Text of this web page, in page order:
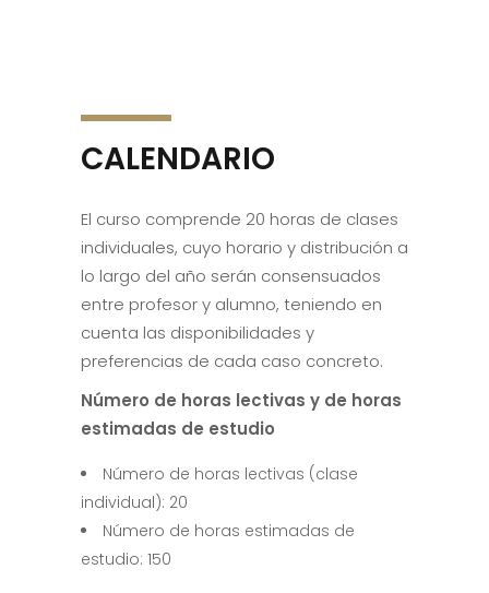
CALENDARIO
El curso comprende 20 horas de clases
individuales, cuyo horario y distribución a
lo largo del año serán consensuados
entre profesor y alumno, teniendo en
cuenta las disponibilidades y
preferencias de cada caso concreto.
Número de horas lectivas y de horas
estimadas de estudio
Número de horas lectivas (clase
individual): 20
Número de horas estimadas de
estudio: 150